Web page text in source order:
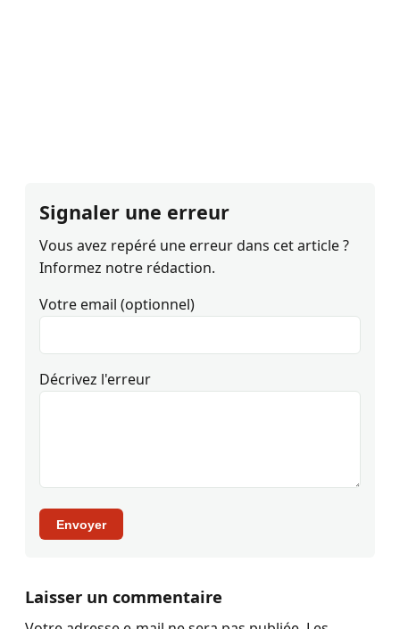
Signaler une erreur
Vous avez repéré une erreur dans cet article ?
Informez notre rédaction.
Votre email (optionnel)
Décrivez l'erreur
Envoyer
Laisser un commentaire